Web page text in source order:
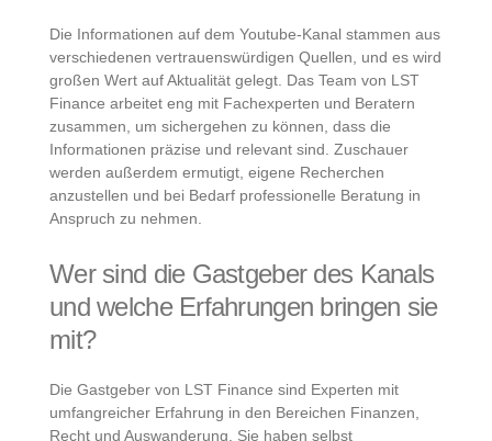
Die Informationen auf dem Youtube-Kanal stammen aus
verschiedenen vertrauenswürdigen Quellen, und es wird
großen Wert auf Aktualität gelegt. Das Team von LST
Finance arbeitet eng mit Fachexperten und Beratern
zusammen, um sichergehen zu können, dass die
Informationen präzise und relevant sind. Zuschauer
werden außerdem ermutigt, eigene Recherchen
anzustellen und bei Bedarf professionelle Beratung in
Anspruch zu nehmen.
Wer sind die Gastgeber des Kanals
und welche Erfahrungen bringen sie
mit?
Die Gastgeber von LST Finance sind Experten mit
umfangreicher Erfahrung in den Bereichen Finanzen,
Recht und Auswanderung. Sie haben selbst